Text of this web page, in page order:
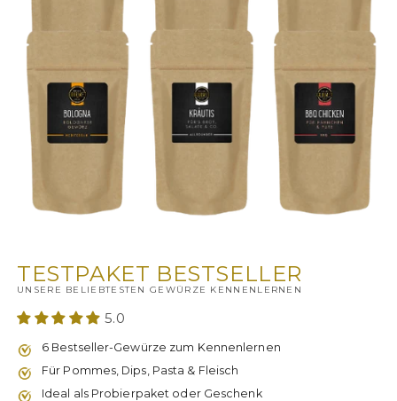
in
Modal
öffnen
TESTPAKET BESTSELLER
UNSERE BELIEBTESTEN GEWÜRZE KENNENLERNEN
5.0
6 Bestseller-Gewürze zum Kennenlernen
Für Pommes, Dips, Pasta & Fleisch
Ideal als Probierpaket oder Geschenk